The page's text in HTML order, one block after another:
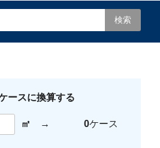
検索
ースに換算する
㎡ → 0ケース